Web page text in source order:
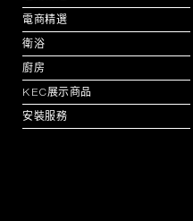
電商精選
衛浴
廚房
KEC展示商品
安裝服務